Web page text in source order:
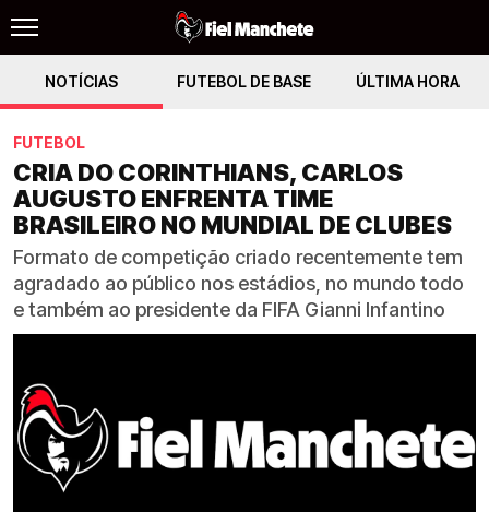
NOTÍCIAS FUTEBOL DE BASE ÚLTIMA HORA
FUTEBOL
CRIA DO CORINTHIANS, CARLOS
AUGUSTO ENFRENTA TIME
BRASILEIRO NO MUNDIAL DE CLUBES
Formato de competição criado recentemente tem
agradado ao público nos estádios, no mundo todo
e também ao presidente da FIFA Gianni Infantino